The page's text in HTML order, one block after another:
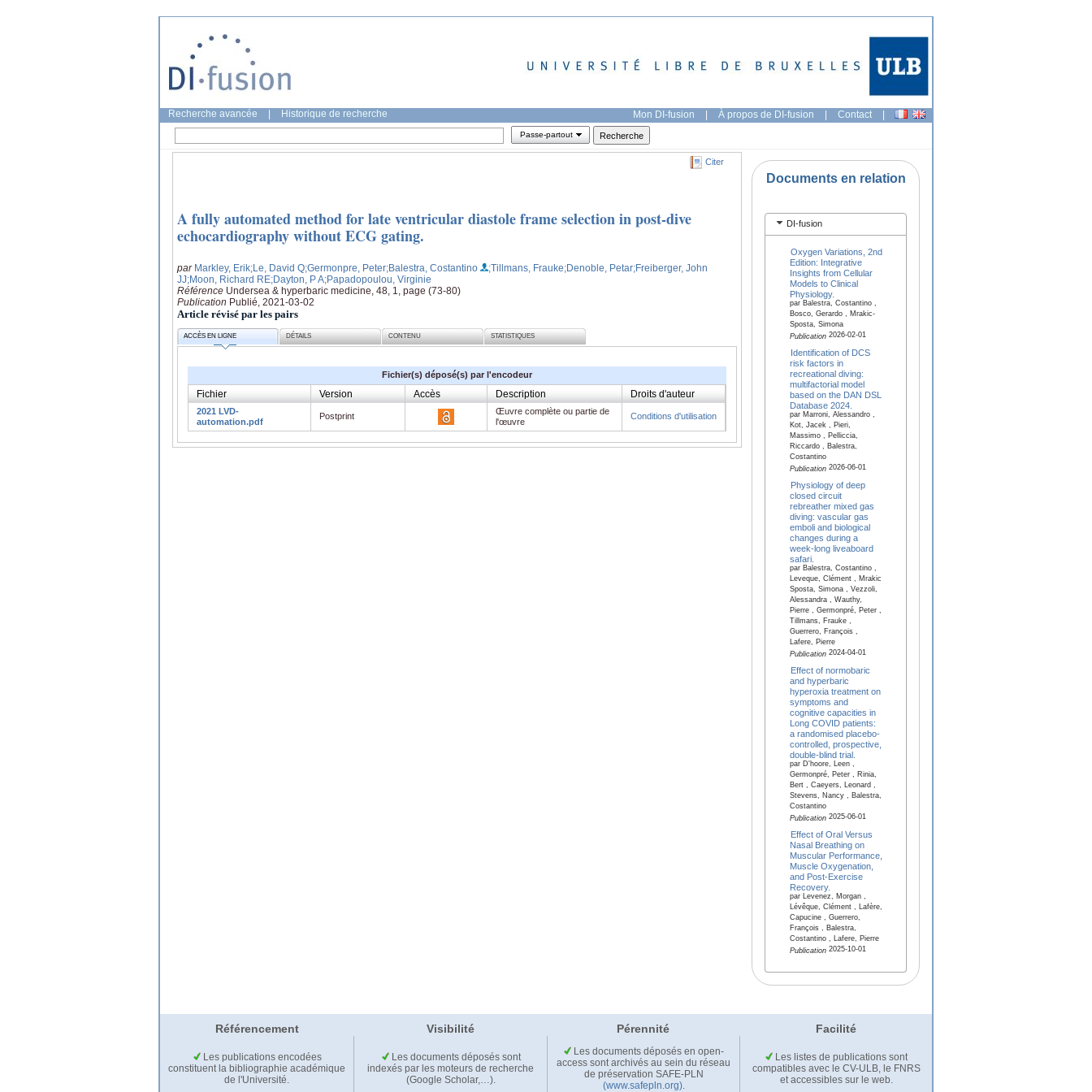
Recherche avancée Historique de recherche Mon DI-fusion | À propos de DI-fusion | Contact |
Passe-partout
Citer
A fully automated method for late ventricular diastole frame selection in post-dive
echocardiography without ECG gating.
par Markley, Erik;Le, David Q;Germonpre, Peter;Balestra, Costantino ;Tillmans, Frauke;Denoble, Petar;Freiberger, John
JJ;Moon, Richard RE;Dayton, P A;Papadopoulou, Virginie
Référence Undersea & hyperbaric medicine, 48, 1, page (73-80)
Publication Publié, 2021-03-02
Article révisé par les pairs
ACCÈS EN LIGNE DÉTAILS CONTENU STATISTIQUES
Fichier(s) déposé(s) par l'encodeur
Fichier Version Accès Description Droits d'auteur
2021 LVD-
automation.pdf
Postprint
Œuvre complète ou partie de
l'œuvre
Conditions d'utilisation
Documents en relation
DI-fusion
Oxygen Variations, 2nd
Edition: Integrative
Insights from Cellular
Models to Clinical
Physiology.
par Balestra, Costantino ,
Bosco, Gerardo , Mrakic-
Sposta, Simona
Publication2026-02-01
Identification of DCS
risk factors in
recreational diving:
multifactorial model
based on the DAN DSL
Database 2024.
par Marroni, Alessandro ,
Kot, Jacek , Pieri,
Massimo , Pelliccia,
Riccardo , Balestra,
Costantino
Publication2026-06-01
Physiology of deep
closed circuit
rebreather mixed gas
diving: vascular gas
emboli and biological
changes during a
week-long liveaboard
safari.
par Balestra, Costantino ,
Leveque, Clément , Mrakic
Sposta, Simona , Vezzoli,
Alessandra , Wauthy,
Pierre , Germonpré, Peter ,
Tillmans, Frauke ,
Guerrero, François ,
Lafere, Pierre
Publication2024-04-01
Effect of normobaric
and hyperbaric
hyperoxia treatment on
symptoms and
cognitive capacities in
Long COVID patients:
a randomised placebo-
controlled, prospective,
double-blind trial.
par D'hoore, Leen ,
Germonpré, Peter , Rinia,
Bert , Caeyers, Leonard ,
Stevens, Nancy , Balestra,
Costantino
Publication2025-06-01
Effect of Oral Versus
Nasal Breathing on
Muscular Performance,
Muscle Oxygenation,
and Post-Exercise
Recovery.
par Levenez, Morgan ,
Lévêque, Clément , Lafère,
Capucine , Guerrero,
François , Balestra,
Costantino , Lafere, Pierre
Publication2025-10-01
Référencement Visibilité Pérennité Facilité
Les publications encodées
constituent la bibliographie académique
de l'Université.
Les documents déposés sont
indexés par les moteurs de recherche
(Google Scholar,…).
Les documents déposés en open-
access sont archivés au sein du réseau
de préservation SAFE-PLN
(www.safepln.org).
Les listes de publications sont
compatibles avec le CV-ULB, le FNRS
et accessibles sur le web.